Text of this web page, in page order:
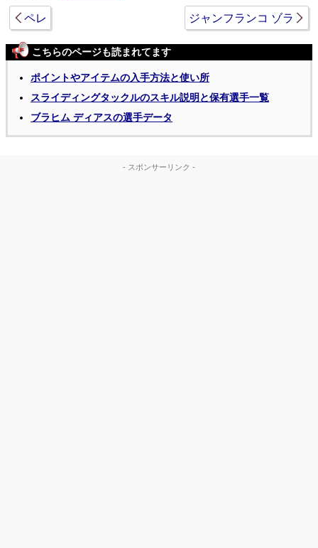
ペレ ジャンフランコ ゾラ
こちらのページも読まれてます
ポイントやアイテムの入手方法と使い所
スライディングタックルのスキル説明と保有選手一覧
ブラヒム ディアスの選手データ
- スポンサーリンク -